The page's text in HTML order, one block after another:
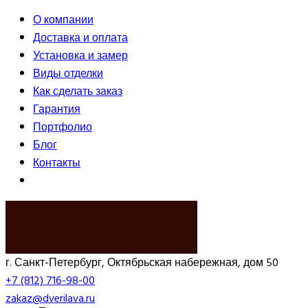
О компании
Доставка и оплата
Установка и замер
Виды отделки
Как сделать заказ
Гарантия
Портфолио
Блог
Контакты
г. Санкт-Петербург, Октябрьская набережная, дом 50
+7 (812) 716-98-00
zakaz@dverilava.ru